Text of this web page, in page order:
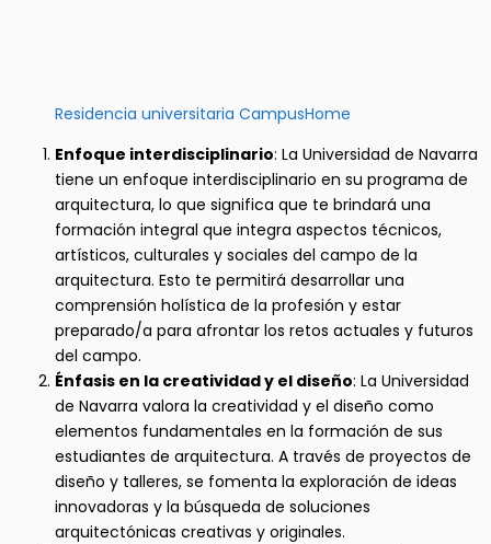
Residencia universitaria CampusHome
Enfoque interdisciplinario: La Universidad de Navarra
tiene un enfoque interdisciplinario en su programa de
arquitectura, lo que significa que te brindará una
formación integral que integra aspectos técnicos,
artísticos, culturales y sociales del campo de la
arquitectura. Esto te permitirá desarrollar una
comprensión holística de la profesión y estar
preparado/a para afrontar los retos actuales y futuros
del campo.
Énfasis en la creatividad y el diseño: La Universidad
de Navarra valora la creatividad y el diseño como
elementos fundamentales en la formación de sus
estudiantes de arquitectura. A través de proyectos de
diseño y talleres, se fomenta la exploración de ideas
innovadoras y la búsqueda de soluciones
arquitectónicas creativas y originales.